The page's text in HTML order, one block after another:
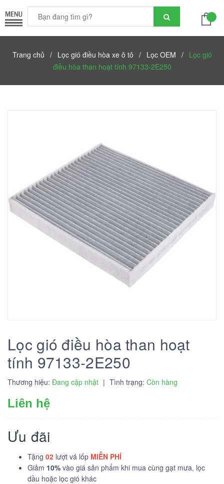
Trang chủ / Lọc gió điều hòa xe ô tô / Lọc OEM / Lọc gió
điều hòa than hoạt tính 97133-2E250
Lọc gió điều hòa than hoạt
tính 97133-2E250
Thương hiệu: Đang cập nhật | Tình trạng: Còn hàng
Liên hệ
Ưu đãi
Tặng 02 lượt vá lốp MIỄN PHÍ
Giảm 10% vào giá sản phẩm khi mua cùng gạt mưa, lọc
dầu hoặc lọc gió khác